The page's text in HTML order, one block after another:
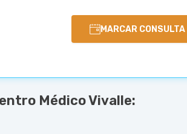
MARCAR CONSULTA
Médico Vivalle: